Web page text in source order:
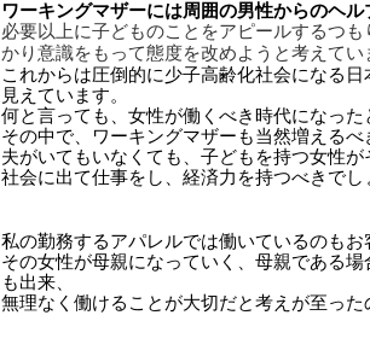
ワーキングマザーには周囲の男性からのヘル
必要以上に子どものことをアピールするつ
かり意識をもって態度を改めようと考えてい
これからは圧倒的に少子高齢化社会になる
見えています。
何と言っても、女性が働くべき時代になった
その中で、ワーキングマザーも当然増えるべ
夫がいてもいなくても、子どもを持つ女性が
社会に出て仕事をし、経済力を持つべきでし
私の勤務するアパレルでは働いているのもお
その女性が母親になっていく、母親である
も出来、
無理なく働けることが大切だと考えが至った